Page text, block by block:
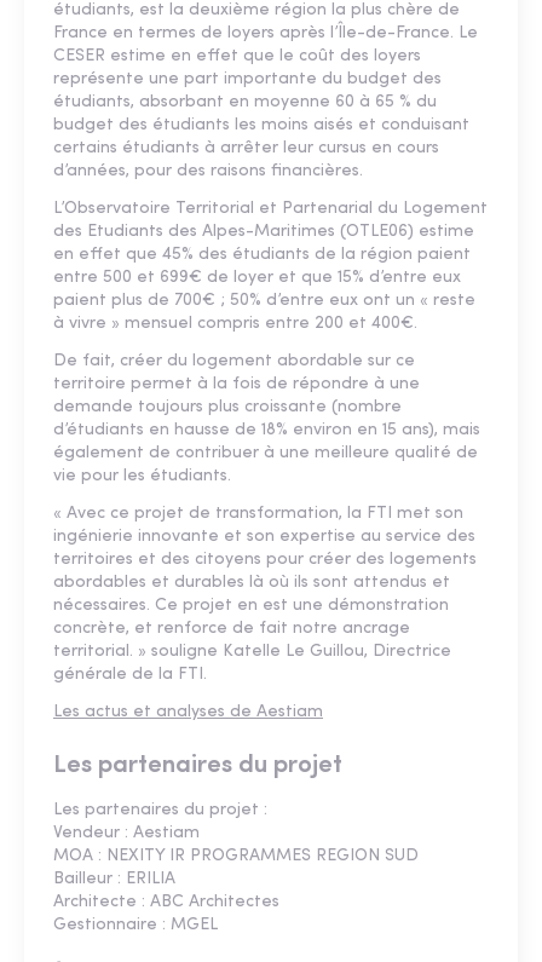
étudiants, est la deuxième région la plus chère de
France en termes de loyers après l’Île-de-France. Le
CESER estime en effet que le coût des loyers
représente une part importante du budget des
étudiants, absorbant en moyenne 60 à 65 % du
budget des étudiants les moins aisés et conduisant
certains étudiants à arrêter leur cursus en cours
d’années, pour des raisons financières.
L’Observatoire Territorial et Partenarial du Logement
des Etudiants des Alpes-Maritimes (OTLE06) estime
en effet que 45% des étudiants de la région paient
entre 500 et 699€ de loyer et que 15% d’entre eux
paient plus de 700€ ; 50% d’entre eux ont un « reste
à vivre » mensuel compris entre 200 et 400€.
De fait, créer du logement abordable sur ce
territoire permet à la fois de répondre à une
demande toujours plus croissante (nombre
d’étudiants en hausse de 18% environ en 15 ans), mais
également de contribuer à une meilleure qualité de
vie pour les étudiants.
« Avec ce projet de transformation, la FTI met son
ingénierie innovante et son expertise au service des
territoires et des citoyens pour créer des logements
abordables et durables là où ils sont attendus et
nécessaires. Ce projet en est une démonstration
concrète, et renforce de fait notre ancrage
territorial. » souligne Katelle Le Guillou, Directrice
générale de la FTI.
Les actus et analyses de Aestiam
Les partenaires du projet
Les partenaires du projet :
Vendeur : Aestiam
MOA : NEXITY IR PROGRAMMES REGION SUD
Bailleur : ERILIA
Architecte : ABC Architectes
Gestionnaire : MGEL